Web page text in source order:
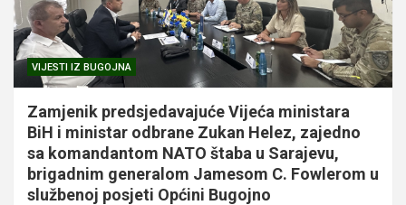
VIJESTI IZ BUGOJNA
Zamjenik predsjedavajuće Vijeća ministara
BiH i ministar odbrane Zukan Helez, zajedno
sa komandantom NATO štaba u Sarajevu,
brigadnim generalom Jamesom C. Fowlerom u
službenoj posjeti Općini Bugojno